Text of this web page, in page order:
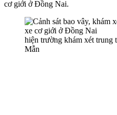
cơ giới ở Đồng Nai.
hiện trường khám xét trung
Mẫn